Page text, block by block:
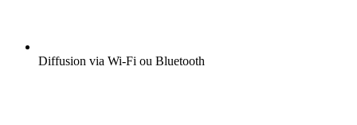
Diffusion via Wi-Fi ou Bluetooth